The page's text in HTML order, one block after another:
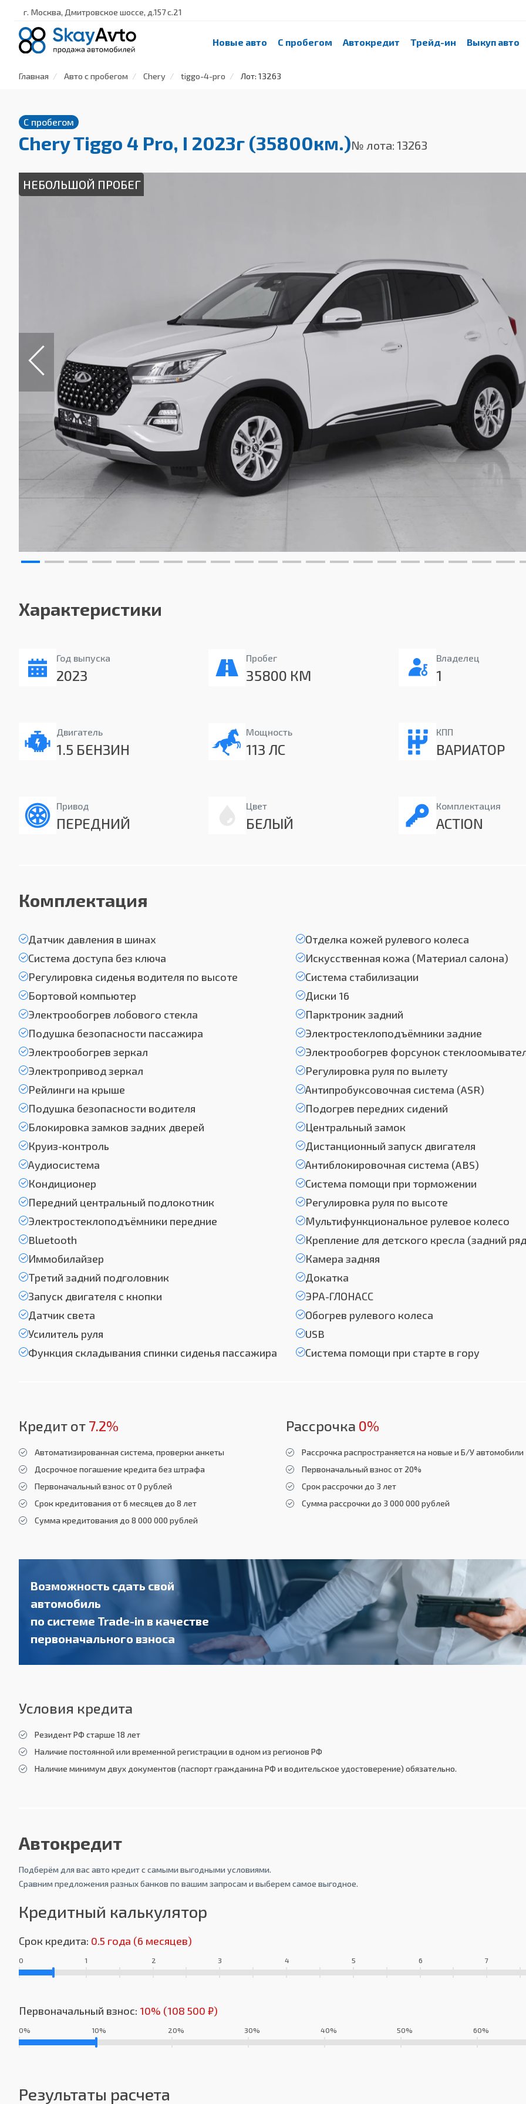
г. Москва, Дмитровское шоссе, д.157 с.21
Новые авто С пробегом Автокредит Трейд-ин Выкуп авто
Главная Авто с пробегом Chery tiggo-4-pro Лот: 13263
С пробегом
Chery Tiggo 4 Pro, I 2023г (35800км.)№ лота: 13263
НЕБОЛЬШОЙ ПРОБЕГ
Характеристики
Год выпуска
2023
Пробег
35800 КМ
Владелец
1
Двигатель
1.5 БЕНЗИН
Мощность
113 ЛС
КПП
ВАРИАТОР
Привод
ПЕРЕДНИЙ
Цвет
БЕЛЫЙ
Комплектация
ACTION
Комплектация
Датчик давления в шинах
Отделка кожей рулевого колеса
Система доступа без ключа
Искусственная кожа (Материал салона)
Регулировка сиденья водителя по высоте
Система стабилизации
Бортовой компьютер
Диски 16
Электрообогрев лобового стекла
Парктроник задний
Подушка безопасности пассажира
Электростеклоподъёмники задние
Электрообогрев зеркал
Электрообогрев форсунок
Электропривод зеркал
Регулировка руля по вылету
Рейлинги на крыше
Антипробуксовочная система (ASR)
Подушка безопасности водителя
Подогрев передних сидений
Блокировка замков задних дверей
Центральный замок
Круиз-контроль
Дистанционный запуск двигателя
Аудиосистема
Антиблокировочная система (ABS)
Кондиционер
Система помощи при торможении
Передний центральный подлокотник
Регулировка руля по высоте
Электростеклоподъёмники передние
Мультифункциональное рулевое колесо
Bluetooth
Крепление для детского кресла (задний
Иммобилайзер
Камера задняя
Третий задний подголовник
Докатка
Запуск двигателя с кнопки
ЭРА-ГЛОНАСС
Датчик света
Обогрев рулевого колеса
Усилитель руля
USB
Функция складывания спинки сиденья пассажира
Система помощи при старте в гору
Кредит от 7.2%
Автоматизированная система, проверки анкеты
Досрочное погашение кредита без штрафа
Первоначальный взнос от 0 рублей
Срок кредитования от 6 месяцев до 8 лет
Сумма кредитования до 8 000 000 рублей
Рассрочка 0%
Рассрочка распространяется на новые и Б/У автомобили
Первоначальный взнос от 20%
Срок рассрочки до 3 лет
Сумма рассрочки до 3 000 000 рублей
Возможность сдать свой
автомобиль
по системе Trade-in в качестве
первоначального взноса
Условия кредита
Резидент РФ старше 18 лет
Наличие постоянной или временной регистрации в одном из регионов РФ
Наличие минимум двух документов (паспорт гражданина РФ и водительское удостоверение) обязательно.
Автокредит
Подберём для вас авто кредит с самыми выгодными условиями.
Сравним предложения разных банков по вашим запросам и выберем самое выгодное.
Кредитный калькулятор
Срок кредита: 0.5 года (6 месяцев)
0 1 2 3 4 5 6 7
Первоначальный взнос: 10% (108 500 ₽)
0% 10% 20% 30% 40% 50% 60%
Результаты расчета